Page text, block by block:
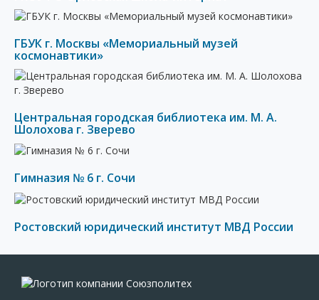
ГБУК г. Москвы «Мемориальный музей
космонавтики»
Центральная городская библиотека им. М. А.
Шолохова г. Зверево
Гимназия № 6 г. Сочи
Ростовский юридический институт МВД России